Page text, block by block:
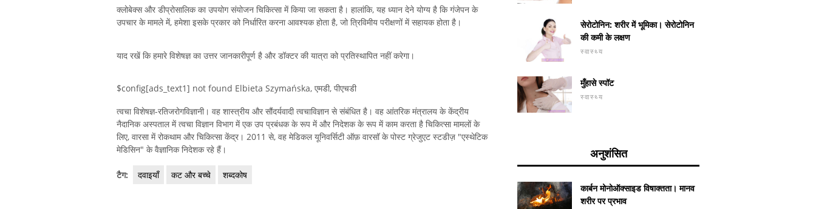
क्लोबेक्स और डीप्रोसालिक का उपयोग संयोजन चिकित्सा में किया जा सकता है। हालांकि, यह ध्यान देने योग्य है कि गंजेपन के
उपचार के मामले में, हमेशा इसके प्रकार को निर्धारित करना आवश्यक होता है, जो त्रिविमीय परीक्षणों में सहायक होता है।
याद रखें कि हमारे विशेषज्ञ का उत्तर जानकारीपूर्ण है और डॉक्टर की यात्रा को प्रतिस्थापित नहीं करेगा।
$config[ads_text1] not found Elbieta Szymańska, एमडी, पीएचडी
त्वचा विशेषज्ञ-रतिजरोगविज्ञानी। वह शास्त्रीय और सौंदर्यवादी त्वचाविज्ञान से संबंधित है। वह आंतरिक मंत्रालय के केंद्रीय
नैदानिक ​​अस्पताल में त्वचा विज्ञान विभाग में एक उप प्रबंधक के रूप में और निदेशक के रूप में काम करता है चिकित्सा मामलों के
लिए, वारसा में रोकथाम और चिकित्सा केंद्र। 2011 से, वह मेडिकल यूनिवर्सिटी ऑफ़ वारसॉ के पोस्ट ग्रेजुएट स्टडीज़ "एस्थेटिक
मेडिसिन" के वैज्ञानिक निदेशक रहे हैं।
टैग: दवाइयाँ कट और बच्चे शब्दकोष
सेरोटोनिन: शरीर में भूमिका। सेरोटोनिन
की कमी के लक्षण
स्वास्थ्य
मुँहासे स्पॉट
स्वास्थ्य
अनुशंसित
कार्बन मोनोऑक्साइड विषाक्तता। मानव
शरीर पर प्रभाव